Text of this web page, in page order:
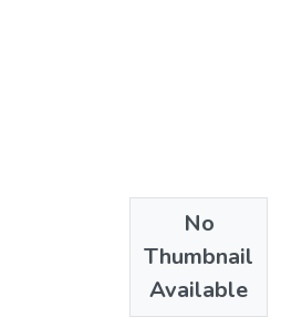
No
Thumbnail
Available